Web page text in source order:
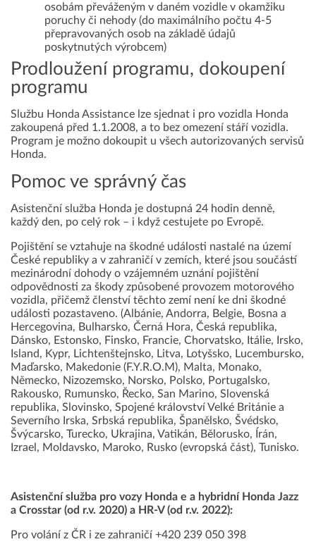
osobám převáženým v daném vozidle v okamžiku
poruchy či nehody (do maximálního počtu 4-5
přepravovaných osob na základě údajů
poskytnutých výrobcem)
Prodloužení programu, dokoupení
programu
Službu Honda Assistance lze sjednat i pro vozidla Honda
zakoupená před 1.1.2008, a to bez omezení stáří vozidla.
Program je možno dokoupit u všech autorizovaných servisů
Honda.
Pomoc ve správný čas
Asistenční služba Honda je dostupná 24 hodin denně,
každý den, po celý rok – i když cestujete po Evropě.
Pojištění se vztahuje na škodné události nastalé na území
České republiky a v zahraničí v zemích, které jsou součástí
mezinárodní dohody o vzájemném uznání pojištění
odpovědnosti za škody způsobené provozem motorového
vozidla, přičemž členství těchto zemí není ke dni škodné
události pozastaveno. (Albánie, Andorra, Belgie, Bosna a
Hercegovina, Bulharsko, Černá Hora, Česká republika,
Dánsko, Estonsko, Finsko, Francie, Chorvatsko, Itálie, Irsko,
Island, Kypr, Lichtenštejnsko, Litva, Lotyšsko, Lucembursko,
Maďarsko, Makedonie (F.Y.R.O.M), Malta, Monako,
Německo, Nizozemsko, Norsko, Polsko, Portugalsko,
Rakousko, Rumunsko, Řecko, San Marino, Slovenská
republika, Slovinsko, Spojené království Velké Británie a
Severního Irska, Srbská republika, Španělsko, Švédsko,
Švýcarsko, Turecko, Ukrajina, Vatikán, Bělorusko, Írán,
Izrael, Moldavsko, Maroko, Rusko (evropská část), Tunisko.
Asistenční služba pro vozy Honda e a hybridní Honda Jazz
a Crosstar (od r.v. 2020) a HR-V (od r.v. 2022):
Pro volání z ČR i ze zahraničí +420 239 050 398